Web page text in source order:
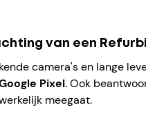
van een
camera's en lange
Pixel. Ook
meegaat.